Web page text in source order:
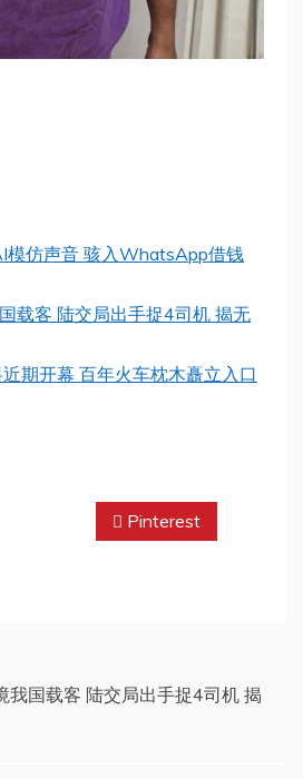
模仿声音 骇入WhatsApp借钱
载客 陆交局出手捉4司机 揭无
期开幕 百年火车枕木矗立入口
Pinterest
我国载客 陆交局出手捉4司机 揭